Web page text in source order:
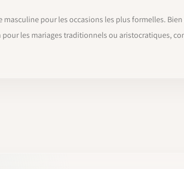
masculine pour les occasions les plus formelles.
les mariages traditionnels ou aristocratiques,